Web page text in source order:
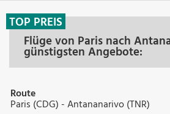
Flüge von Paris nach
günstigsten Angebote:
TOP PREIS
Route
Paris (CDG) - Antananarivo (TNR)